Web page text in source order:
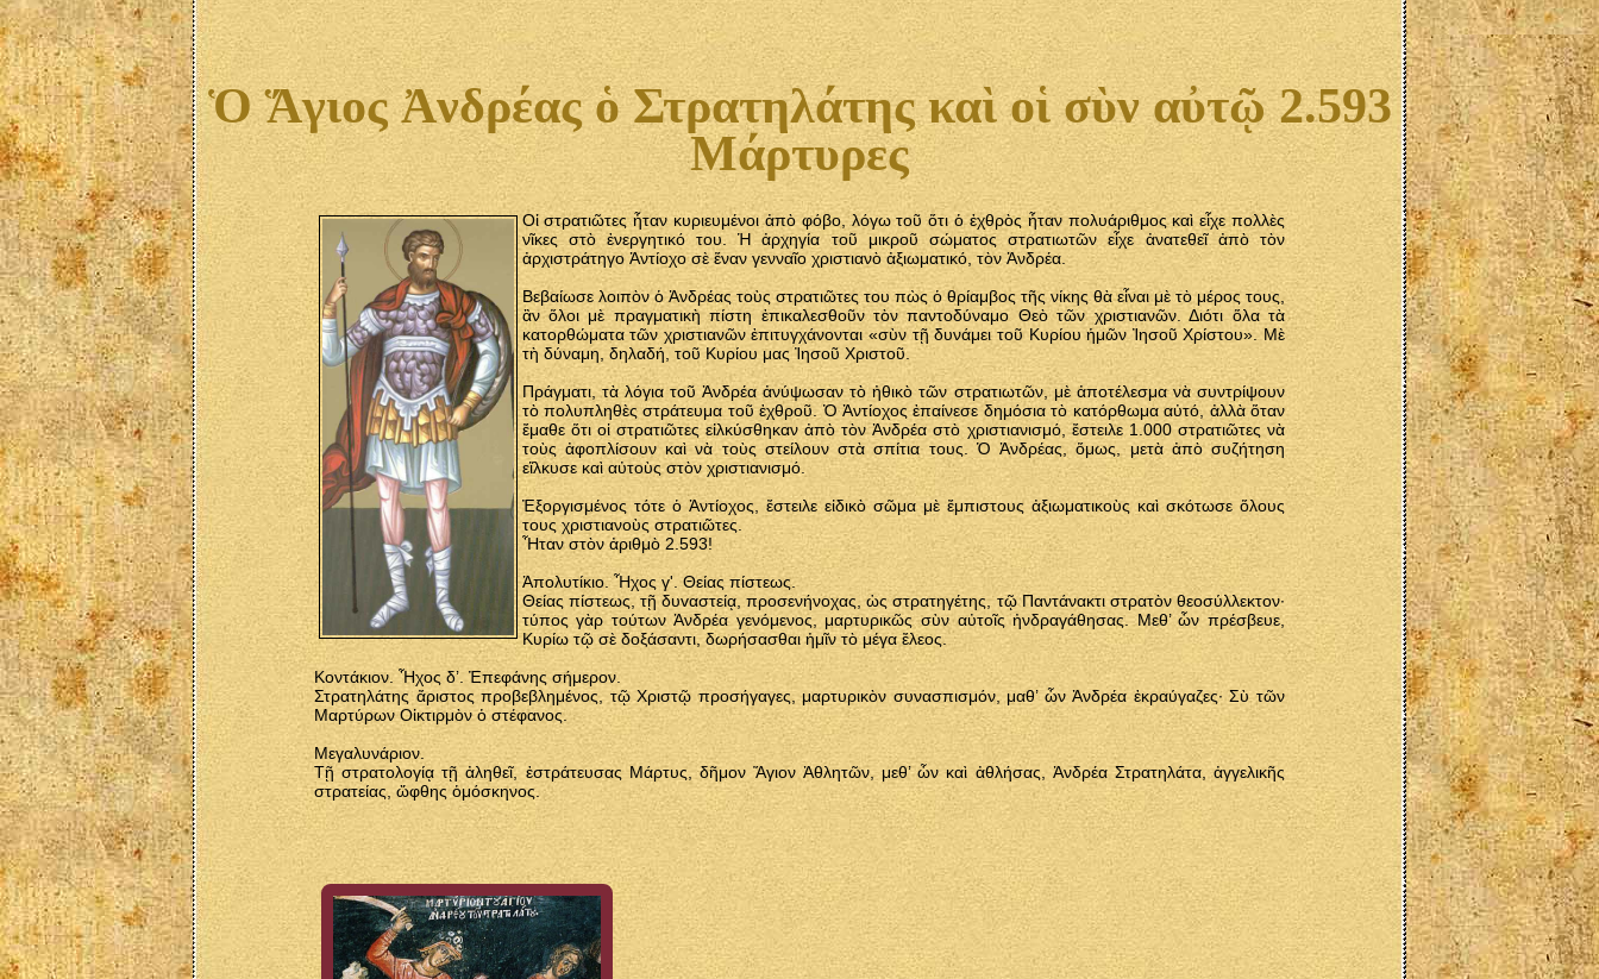
Ὁ Ἅγιος Ἀνδρέας ὁ Στρατηλάτης καὶ οἱ σὺν αὐτῷ 2.593
Μάρτυρες
Οἱ στρατιῶτες ἦταν κυριευμένοι ἀπὸ φόβο, λόγω τοῦ ὅτι ὁ ἐχθρὸς ἦταν πολυάριθμος καὶ εἶχε πολλὲς
νῖκες στὸ ἐνεργητικό του. Ἡ ἀρχηγία τοῦ μικροῦ σώματος στρατιωτῶν εἶχε ἀνατεθεῖ ἀπὸ τὸν
ἀρχιστράτηγο Ἀντίοχο σὲ ἕναν γενναῖο χριστιανὸ ἀξιωματικό, τὸν Ἀνδρέα.
Βεβαίωσε λοιπὸν ὁ Ἀνδρέας τοὺς στρατιῶτες του πὼς ὁ θρίαμβος τῆς νίκης θὰ εἶναι μὲ τὸ μέρος τους,
ἂν ὅλοι μὲ πραγματικὴ πίστη ἐπικαλεσθοῦν τὸν παντοδύναμο Θεὸ τῶν χριστιανῶν. Διότι ὅλα τὰ
κατορθώματα τῶν χριστιανῶν ἐπιτυγχάνονται «σὺν τῇ δυνάμει τοῦ Κυρίου ἡμῶν Ἰησοῦ Χρίστου». Μὲ
τὴ δύναμη, δηλαδή, τοῦ Κυρίου μας Ἰησοῦ Χριστοῦ.
Πράγματι, τὰ λόγια τοῦ Ἀνδρέα ἀνύψωσαν τὸ ἠθικὸ τῶν στρατιωτῶν, μὲ ἀποτέλεσμα νὰ συντρίψουν
τὸ πολυπληθὲς στράτευμα τοῦ ἐχθροῦ. Ὁ Ἀντίοχος ἐπαίνεσε δημόσια τὸ κατόρθωμα αὐτό, ἀλλὰ ὅταν
ἔμαθε ὅτι οἱ στρατιῶτες εἰλκύσθηκαν ἀπὸ τὸν Ἀνδρέα στὸ χριστιανισμό, ἔστειλε 1.000 στρατιῶτες νὰ
τοὺς ἀφοπλίσουν καὶ νὰ τοὺς στείλουν στὰ σπίτια τους. Ὁ Ἀνδρέας, ὅμως, μετὰ ἀπὸ συζήτηση
εἵλκυσε καὶ αὐτοὺς στὸν χριστιανισμό.
Ἐξοργισμένος τότε ὁ Ἀντίοχος, ἔστειλε εἰδικὸ σῶμα μὲ ἔμπιστους ἀξιωματικοὺς καὶ σκότωσε ὅλους
τους χριστιανοὺς στρατιῶτες.
Ἦταν στὸν ἀριθμὸ 2.593!
Ἀπολυτίκιο. Ἦχος γ'. Θείας πίστεως.
Θείας πίστεως, τῇ δυvαστείᾳ, προσενήνοχας, ὡς στρατηγέτης, τῷ Παντάνακτι στρατὸν θεοσύλλεκτον·
τύπος γὰρ τούτων Ἀνδρέα γενόμενος, μαρτυρικῶς σὺν αὐτοῖς ἠνδραγάθησας. Μεθ’ ὧν πρέσβευε,
Κυρίω τῷ σὲ δοξάσαντι, δωρήσασθαι ἡμῖν τὸ μέγα ἔλεος.
Κοντάκιον. Ἦχος δ’. Ἐπεφάνης σήμερον.
Στρατηλάτης ἄριστος προβεβλημένος, τῷ Χριστῷ προσήγαγες, μαρτυρικὸν συνασπισμόν, μαθ’ ὧν Ἀνδρέα ἐκραύγαζες· Σὺ τῶν
Μαρτύρων Οἰκτιρμὸν ὁ στέφανος.
Μεγαλυνάριον.
Τῇ στρατολογίᾳ τῇ ἀληθεῖ, ἐστράτευσας Μάρτυς, δῆμον Ἅγιον Ἀθλητῶν, μεθ’ ὧν καὶ ἀθλήσας, Ἀνδρέα Στρατηλάτα, ἀγγελικῆς
στρατείας, ὤφθης ὁμόσκηνος.